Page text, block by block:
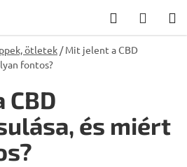
Keresés
ötletek / Mit jelent a CBD
fontos?
és miért